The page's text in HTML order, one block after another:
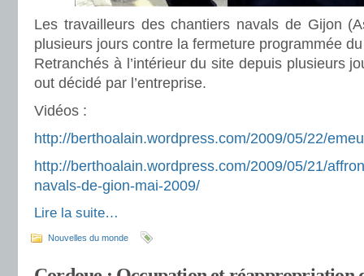
Les travailleurs des chantiers navals de Gijon
plusieurs jours contre la fermeture programmée
Retranchés à l’intérieur du site depuis plusieurs
out décidé par l’entreprise.
Vidéos :
http://berthoalain.wordpress.com/2009/05/22/
http://berthoalain.wordpress.com/2009/05/21/
navals-de-gion-mai-2009/
Lire la suite…
Nouvelles du monde